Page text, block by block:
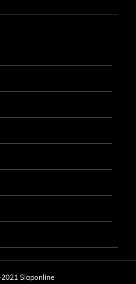
Slaponline